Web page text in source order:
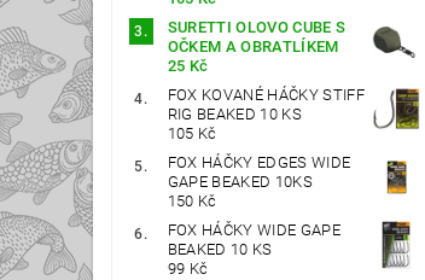
SURETTI OLOVO CUBE S
OČKEM A OBRATLÍKEM
25 Kč
FOX KOVANÉ HÁČKY STIFF
RIG BEAKED 10 KS
105 Kč
FOX HÁČKY EDGES WIDE
GAPE BEAKED 10KS
150 Kč
FOX HÁČKY WIDE GAPE
BEAKED 10 KS
99 Kč